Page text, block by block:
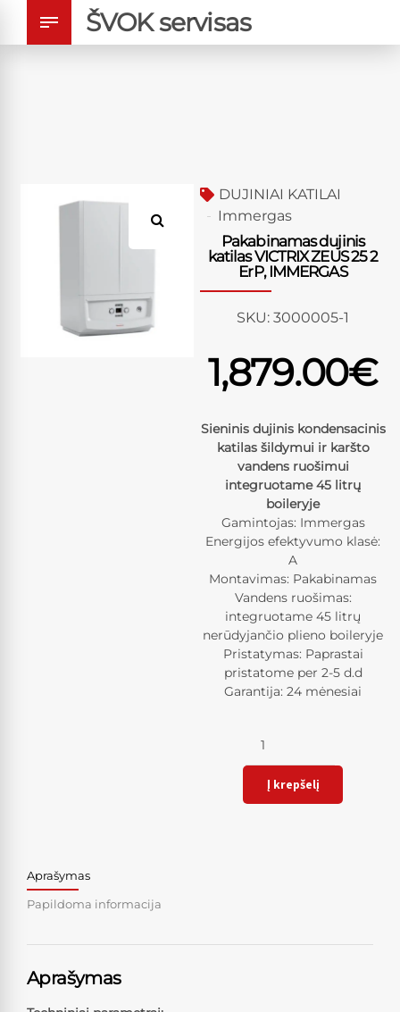
ŠVOK servisas
DUJINIAI KATILAI
Immergas
Pakabinamas dujinis
katilas VICTRIX ZEUS 25 2
ErP, IMMERGAS
SKU: 3000005-1
1,879.00€
Sieninis dujinis kondensacinis
katilas šildymui ir karšto
vandens ruošimui
integruotame 45 litrų
boileryje
Gamintojas: Immergas
Energijos efektyvumo klasė:
A
Montavimas: Pakabinamas
Vandens ruošimas:
integruotame 45 litrų
nerūdyjančio plieno boileryje
Pristatymas: Paprastai
pristatome per 2-5 d.d
Garantija: 24 mėnesiai
Į krepšelį
Aprašymas
Papildoma informacija
Aprašymas